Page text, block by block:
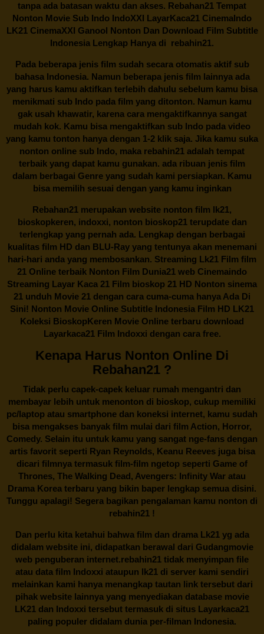
tanpa ada batasan waktu dan akses. Rebahan21 Tempat
Nonton Movie Sub Indo IndoXXI LayarKaca21 CinemaIndo
LK21 CinemaXXI Ganool Nonton Dan Download Film Subtitle
Indonesia Lengkap Hanya di rebahin21.
Pada beberapa jenis film sudah secara otomatis aktif sub
bahasa Indonesia. Namun beberapa jenis film lainnya ada
yang harus kamu aktifkan terlebih dahulu sebelum kamu bisa
menikmati sub Indo pada film yang ditonton. Namun kamu
gak usah khawatir, karena cara mengaktifkannya sangat
mudah kok. Kamu bisa mengaktifkan sub Indo pada video
yang kamu tonton hanya dengan 1-2 klik saja. Jika kamu suka
nonton online sub Indo, maka rebahin21 adalah tempat
terbaik yang dapat kamu gunakan. ada ribuan jenis film
dalam berbagai Genre yang sudah kami persiapkan. Kamu
bisa memilih sesuai dengan yang kamu inginkan
Rebahan21 merupakan website nonton film lk21,
bioskopkeren, indoxxi, nonton bioskop21 terupdate dan
terlengkap yang pernah ada. Lengkap dengan berbagai
kualitas film HD dan BLU-Ray yang tentunya akan menemani
hari-hari anda yang membosankan. Streaming Lk21 Film film
21 Online terbaik Nonton Film Dunia21 web Cinemaindo
Streaming Layar Kaca 21 Film bioskop 21 HD Nonton sinema
21 unduh Movie 21 dengan cara cuma-cuma hanya Ada Di
Sini! Nonton Movie Online Subtitle Indonesia Film HD LK21
Koleksi BioskopKeren Movie Online terbaru download
Layarkaca21 Film Indoxxi dengan cara free.
Kenapa Harus Nonton Online Di
Rebahan21 ?
Tidak perlu capek-capek keluar rumah mengantri dan
membayar lebih untuk menonton di bioskop, cukup memiliki
pc/laptop atau smartphone dan koneksi internet, kamu sudah
bisa mengakses banyak film mulai dari film Action, Horror,
Comedy. Selain itu untuk kamu yang sangat nge-fans dengan
artis favorit seperti Ryan Reynolds, Keanu Reeves juga bisa
dicari filmnya termasuk film-film ngetop seperti Game of
Thrones, The Walking Dead, Avengers: Infinity War atau
Drama Korea terbaru yang bikin baper lengkap semua disini.
Tunggu apalagi! Segera bagikan pengalaman kamu nonton di
rebahin21 !
Dan perlu kita ketahui bahwa film dan dramaLk21yg ada
didalam website ini, didapatkan berawal dari Gudangmovie
web penguberan internet.rebahin21 tidak menyimpan file
atau data film Indoxxi ataupun lk21 di server kami sendiri
melainkan kami hanya menangkap tautan link tersebut dari
pihak website lainnya yang menyediakan database movie
LK21 dan Indoxxi tersebut termasuk di situs Layarkaca21
paling populer didalam dunia per-filman Indonesia.